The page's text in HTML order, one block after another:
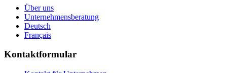
Über uns
Unternehmensberatung
Deutsch
Français
Kontaktformular